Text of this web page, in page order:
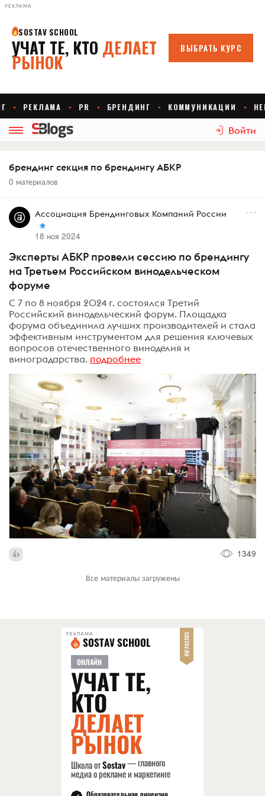
РЕКЛАМА
Войти
брендинг секция по брендингу АБКР
0 материалов
Ассоциация Брендинговых Компаний России
18 ноя 2024
Эксперты АБКР провели сессию по брендингу
на Третьем Российском винодельческом
форуме
С 7 по 8 ноября 2024 г. состоялся Третий
Российский винодельческий форум. Площадка
форума объединила лучших производителей и стала
эффективным инструментом для решения ключевых
вопросов отечественного виноделия и
виноградарства. подробнее
1349
Все материалы загружены
РЕКЛАМА